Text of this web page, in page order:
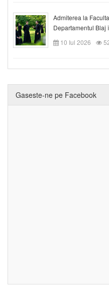
Admiterea la
Departamentul Blaj
10 Iul 2026
Gaseste-ne pe Facebook